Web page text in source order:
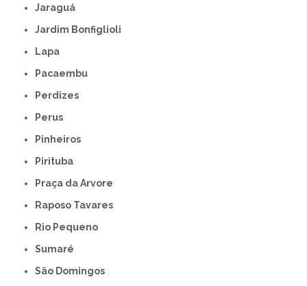
Jaraguá
Jardim Bonfiglioli
Lapa
Pacaembu
Perdizes
Perus
Pinheiros
Pirituba
Praça da Arvore
Raposo Tavares
Rio Pequeno
Sumaré
São Domingos